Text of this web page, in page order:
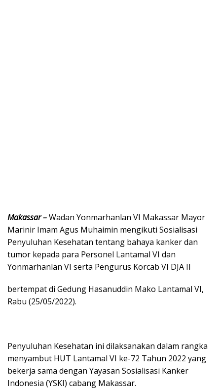
Makassar –Wadan Yonmarhanlan VI Makassar Mayor
Marinir Imam Agus Muhaimin mengikuti Sosialisasi
Penyuluhan Kesehatan tentang bahaya kanker dan
tumor kepada para Personel Lantamal VI dan
Yonmarhanlan VI serta Pengurus Korcab VI DJA II
bertempat di Gedung Hasanuddin Mako Lantamal VI,
Rabu (25/05/2022).
Penyuluhan Kesehatan ini dilaksanakan dalam rangka
menyambut HUT Lantamal VI ke-72 Tahun 2022 yang
bekerja sama dengan Yayasan Sosialisasi Kanker
Indonesia (YSKI) cabang Makassar.